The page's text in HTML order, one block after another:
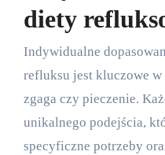
diety
Indywidualne
refluksu jest kluczowe
zgaga czy pieczenie.
unikalnego podejścia,
specyficzne potrzeby